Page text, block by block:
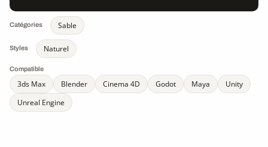
Catégories Sable
Styles Naturel
Compatible
3ds Max Blender Cinema 4D Godot Maya
Unity
Unreal Engine